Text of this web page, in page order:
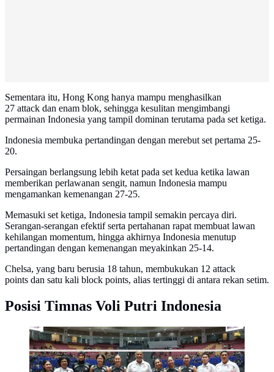
Sementara itu, Hong Kong hanya mampu menghasilkan
27 attack dan enam blok, sehingga kesulitan mengimbangi
permainan Indonesia yang tampil dominan terutama pada set ketiga.
Indonesia membuka pertandingan dengan merebut set pertama 25-
20.
Persaingan berlangsung lebih ketat pada set kedua ketika lawan
memberikan perlawanan sengit, namun Indonesia mampu
mengamankan kemenangan 27-25.
Memasuki set ketiga, Indonesia tampil semakin percaya diri.
Serangan-serangan efektif serta pertahanan rapat membuat lawan
kehilangan momentum, hingga akhirnya Indonesia menutup
pertandingan dengan kemenangan meyakinkan 25-14.
Chelsa, yang baru berusia 18 tahun, membukukan 12 attack
points dan satu kali block points, alias tertinggi di antara rekan setim.
Posisi Timnas Voli Putri Indonesia
Timnas voli putri Indonesia mengikuti AVC Cup
Women 2026. (Dok AVC)